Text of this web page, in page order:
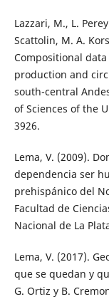
Lazzari, M., L.
Scattolin, M. A.
Compositional
production and
south-central
of Sciences of the
3926.
Lema, V. (2009).
dependencia ser
prehispánico del
Facultad de
Nacional de La
Lema, V. (2017).
que se quedan y
G. Ortiz y B.